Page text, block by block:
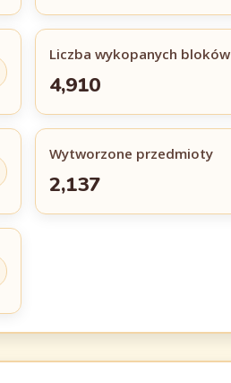
Liczba wykopanych bloków
4,910
Wytworzone przedmioty
2,137